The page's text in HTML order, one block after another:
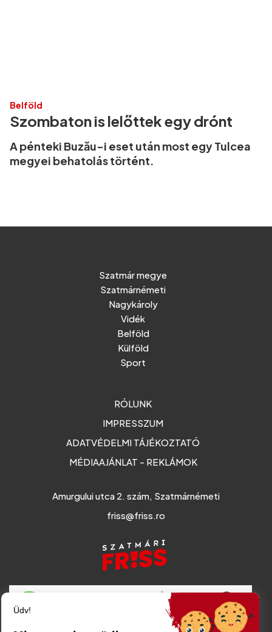
Belföld
Szombaton is lelőttek egy drónt
A pénteki Buzău-i eset után most egy Tulcea
megyei behatolás történt.
Szatmár megye
Szatmárnémeti
Nagykároly
Vidék
Belföld
Külföld
Sport
RÓLUNK
IMPRESSZUM
ADATVÉDELMI TÁJÉKOZTATÓ
MÉDIAAJÁNLAT - REKLÁMOK
Amurgului utca 2. szám, Szatmárnémeti
friss@friss.ro
Üdv!